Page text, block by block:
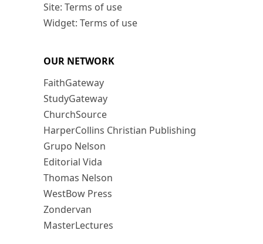
Site: Terms of use
Widget: Terms of use
OUR NETWORK
FaithGateway
StudyGateway
ChurchSource
HarperCollins Christian Publishing
Grupo Nelson
Editorial Vida
Thomas Nelson
WestBow Press
Zondervan
MasterLectures